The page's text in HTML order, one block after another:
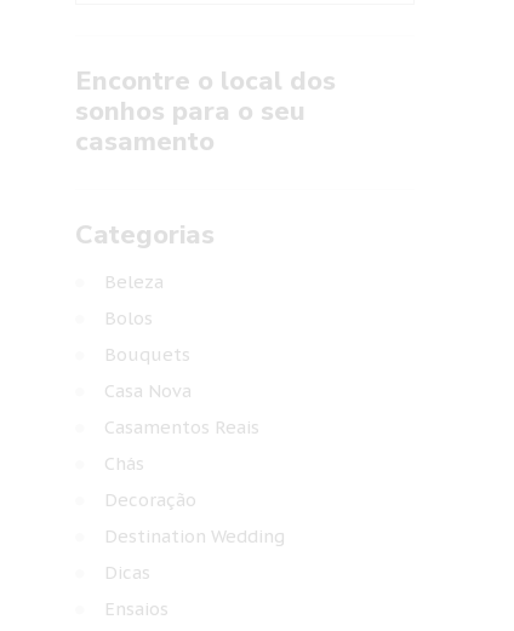
Encontre o local dos
sonhos para o seu
casamento
Categorias
Beleza
Bolos
Bouquets
Casa Nova
Casamentos Reais
Chás
Decoração
Destination Wedding
Dicas
Ensaios